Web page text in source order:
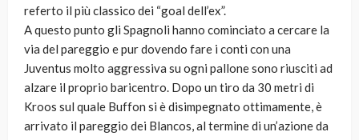
referto il più classico dei “goal dell’ex”.
A questo punto gli Spagnoli hanno cominciato a cercare la
via del pareggio e pur dovendo fare i conti con una
Juventus molto aggressiva su ogni pallone sono riusciti ad
alzare il proprio baricentro. Dopo un tiro da 30 metri di
Kroos sul quale Buffon si è disimpegnato ottimamente, è
arrivato il pareggio dei Blancos, al termine di un’azione da